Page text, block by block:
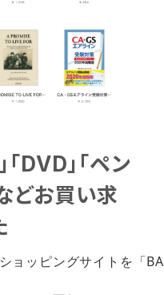
DVD」「ペン
どお買い求
ョッピングサイトを「